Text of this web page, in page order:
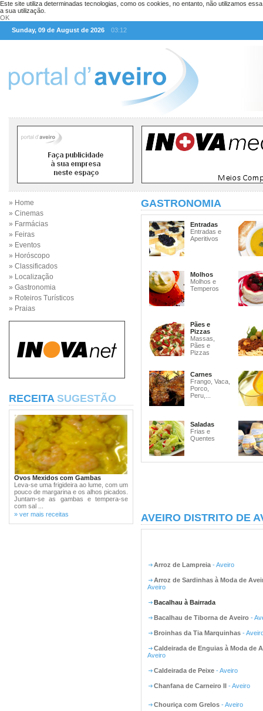
Este site utiliza determinadas tecnologias, como os cookies, no entanto, não utilizamos
a sua utilização.
OK
Sunday, 09 de August de 2026
03:12
» Home
» Cinemas
» Farmácias
» Feiras
» Eventos
» Horóscopo
» Classificados
» Localização
» Gastronomia
» Roteiros Turísticos
» Praias
RECEITA SUGESTÃO
Ovos Mexidos com Gambas
Leva-se uma frigideira ao lume, com um
pouco de margarina e os alhos picados.
Juntam-se as gambas e tempera-se
com sal ...
» ver mais receitas
GASTRONOMIA
Entradas
Entradas e
Aperitivos
Molhos
Molhos e
Temperos
Pães e
Pizzas
Massas,
Pães e
Pizzas
Carnes
Frango, Vaca,
Porco,
Peru,...
Saladas
Frias e
Quentes
AVEIRO DISTRITO DE
Arroz de Lampreia - Aveiro
Arroz de Sardinhas à Moda de
Aveiro
Bacalhau à Bairrada
Bacalhau de Tiborna de Aveiro -
Broinhas da Tia Marquinhas -
Caldeirada de Enguias à Moda de
Aveiro
Caldeirada de Peixe - Aveiro
Chanfana de Carneiro II - Aveiro
Chouriça com Grelos - Aveiro